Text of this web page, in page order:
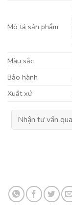
Mô tả sản phẩm
Màu sắc
Bảo hành
Xuất xứ